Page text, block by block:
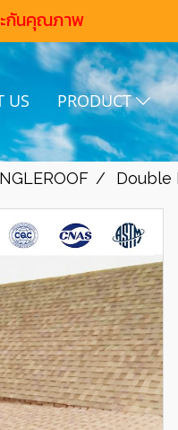
กันคุณภาพ
US PRODUCT
Double